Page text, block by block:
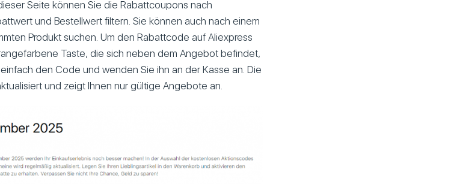
Seite können Sie die Rabattcoupons nach
und Bestellwert filtern. Sie können auch nach einem
Produkt suchen. Um den Rabattcode auf Aliexpress
Taste, die sich neben dem Angebot befindet,
den Code und wenden Sie ihn an der Kasse an. Die
und zeigt Ihnen nur gültige Angebote an.